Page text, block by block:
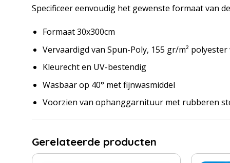
Specificeer eenvoudig het gewenste formaat van
Formaat 30x300cm
Vervaardigd van Spun-Poly, 155 gr/m² polyester
Kleurecht en UV-bestendig
Wasbaar op 40° met fijnwasmiddel
Voorzien van ophanggarnituur met rubberen
Gerelateerde producten